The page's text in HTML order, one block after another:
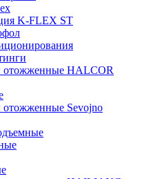
K-FLEX ST
HALCOR
Sevojno